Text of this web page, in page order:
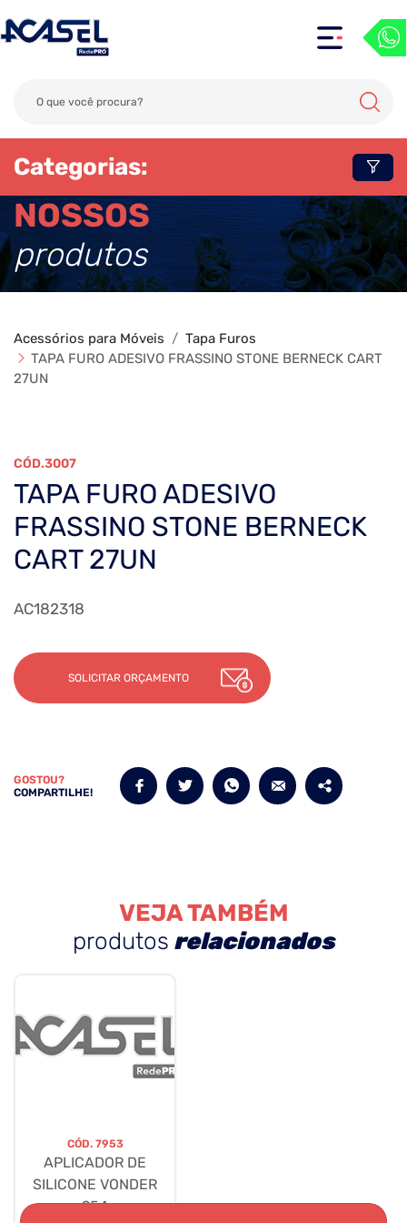
Categorias:
NOSSOS
produtos
Acessórios para Móveis
Tapa Furos
TAPA FURO ADESIVO FRASSINO STONE BERNECK CART
27UN
3007
TAPA FURO ADESIVO
FRASSINO STONE BERNECK
CART 27UN
AC182318
SOLICITAR ORÇAMENTO
GOSTOU?
COMPARTILHE!
VEJA TAMBÉM
produtos relacionados
CÓD. 7953
APLICADOR DE
SILICONE VONDER
954